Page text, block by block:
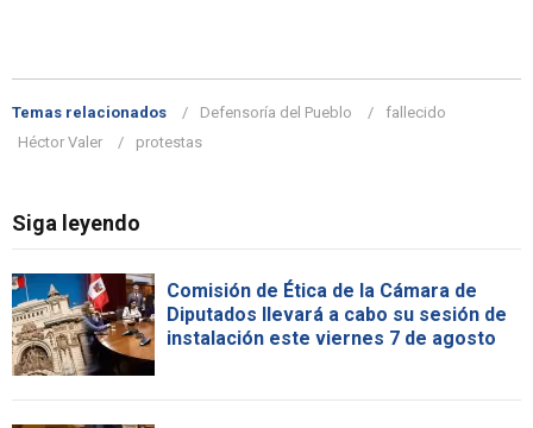
Temas relacionados Defensoría del Pueblo
fallecido
Héctor Valer
protestas
Siga leyendo
Comisión de Ética de la Cámara de
Diputados llevará a cabo su sesión de
instalación este viernes 7 de agosto